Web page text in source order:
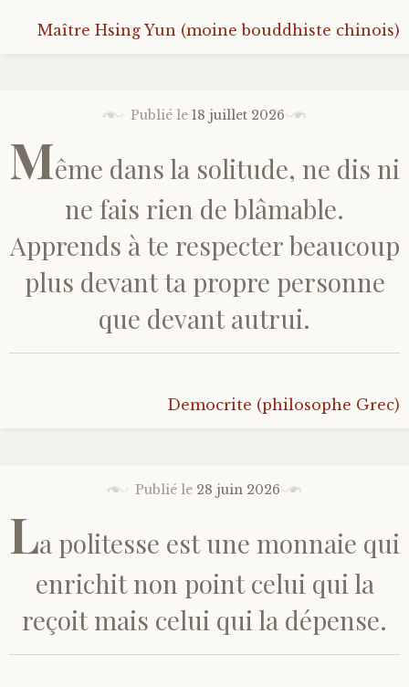
Maître Hsing Yun (moine bouddhiste chinois)
Publié le 18 juillet 2026
Même dans la solitude, ne dis ni
ne fais rien de blâmable.
Apprends à te respecter beaucoup
plus devant ta propre personne
que devant autrui.
Democrite (philosophe Grec)
Publié le 28 juin 2026
La politesse est une monnaie qui
enrichit non point celui qui la
reçoit mais celui qui la dépense.